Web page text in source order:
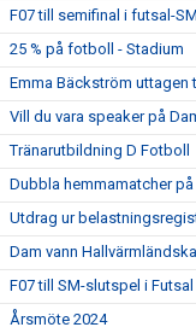
F07 till semifinal i futsal-SM
25 % på fotboll - Stadium
Emma Bäckström uttagen
Vill du vara speaker på
Tränarutbildning D Fotboll
Dubbla hemmamatcher
Utdrag ur
Dam vann
F07 till SM-slutspel i Futsal
Årsmöte 2024